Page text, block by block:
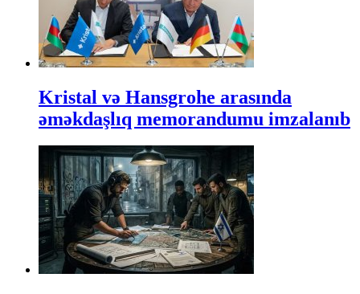
Kristal və Hansgrohe arasında
əməkdaşlıq memorandumu imzalanıb